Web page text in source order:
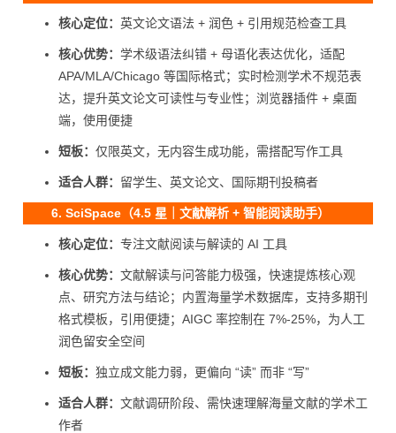
核心定位： 英文论文语法 + 润色 + 引用规范检查工具
核心优势： 学术级语法纠错 + 母语化表达优化，适配
APA/MLA/Chicago 等国际格式；实时检测学术不规范表
达，提升英文论文可读性与专业性；浏览器插件 + 桌面
端，使用便捷
短板： 仅限英文，无内容生成功能，需搭配写作工具
适合人群： 留学生、英文论文、国际期刊投稿者
6. SciSpace（4.5 星｜文献解析 + 智能阅读助手）
核心定位： 专注文献阅读与解读的 AI 工具
核心优势： 文献解读与问答能力极强，快速提炼核心观
点、研究方法与结论；内置海量学术数据库，支持多期刊
格式模板，引用便捷；AIGC 率控制在 7%-25%，为人工
润色留安全空间
短板： 独立成文能力弱，更偏向 “读” 而非 “写”
适合人群： 文献调研阶段、需快速理解海量文献的学术工
作者